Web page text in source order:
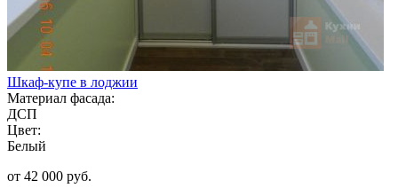
Шкаф-купе в лоджии
Материал фасада:
ДСП
Цвет:
Белый
от 42 000 руб.